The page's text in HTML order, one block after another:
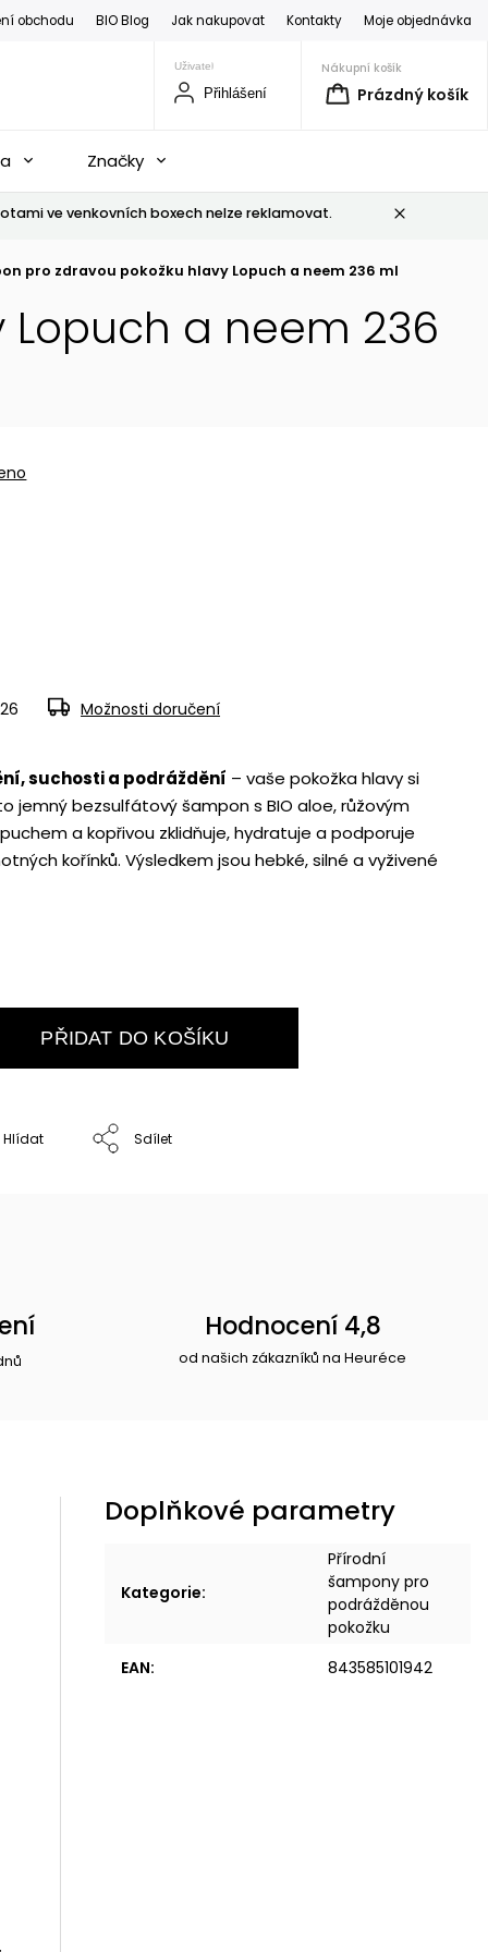
obchodu BIO Blog Jak nakupovat Kontakty Moje objednávka
Nákupní košík
Prázdný košík
Přihlášení
Značky
ve venkovních boxech nelze reklamovat.
pro zdravou pokožku hlavy Lopuch a neem 236 ml
Lopuch a neem 236
suchosti a podráždění – vaše pokožka hlavy si
jemný bezsulfátový šampon s BIO aloe, růžovým
a kopřivou zklidňuje, hydratuje a podporuje
kořínků. Výsledkem jsou hebké, silné a vyživené
Možnosti doručení
PŘIDAT DO KOŠÍKU
Hlídat Sdílet
Hodnocení 4,8
od našich zákazníků na Heuréce
Doplňkové parametry
Kategorie:
Přírodní
šampony pro
podrážděnou
pokožku
EAN: 843585101942